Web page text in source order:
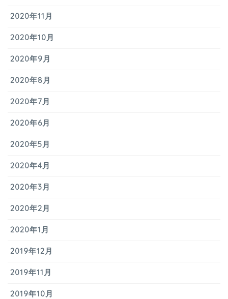
2020年11月
2020年10月
2020年9月
2020年8月
2020年7月
2020年6月
2020年5月
2020年4月
2020年3月
2020年2月
2020年1月
2019年12月
2019年11月
2019年10月